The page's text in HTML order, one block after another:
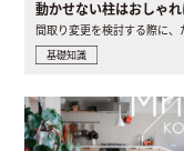
基礎知識